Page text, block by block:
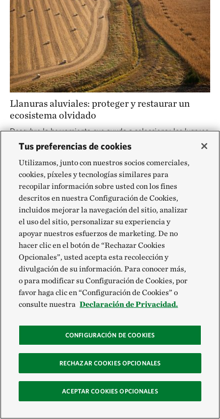
Llanuras aluviales: proteger y restaurar un
ecosistema olvidado
Descubre la herramienta que ayuda a seleccionar los lugares
inundación.
Adaptación basada en ecosistemas para
comunidades en las planicies inundables de la
cuenca del río Magdalena
cambio climático contribuye a reducir la vulnerabilidad de
comunidades que dependen de uno de los ríos más
importantes de Colombia.
Tus preferencias de cookies
Utilizamos, junto con nuestros socios comerciales,
cookies, píxeles y tecnologías similares para
recopilar información sobre usted con los fines
descritos en nuestra Configuración de Cookies,
incluidos mejorar la navegación del sitio, analizar
el uso del sitio, personalizar su experiencia y
apoyar nuestros esfuerzos de marketing. De no
hacer clic en el botón de “Rechazar Cookies
Opcionales”, usted acepta esta recolección y
divulgación de su información. Para conocer más,
o para modificar su Configuración de Cookies, por
favor haga clic en “Configuración de Cookies” o
consulte nuestra Declaración de Privacidad.
CONFIGURACIÓN DE COOKIES
RECHAZAR COOKIES OPCIONALES
ACEPTAR COOKIES OPCIONALES